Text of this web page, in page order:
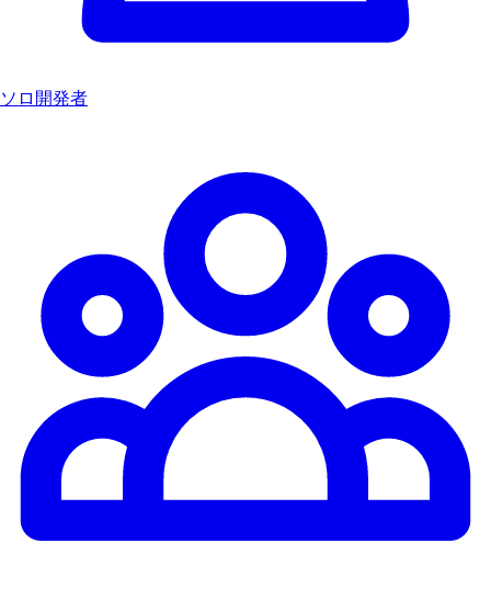
ソロ開発者